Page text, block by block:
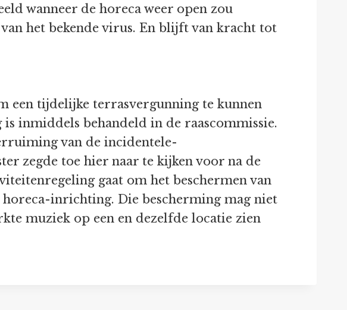
wanneer de horeca weer open zou
het bekende virus. En blijft van kracht tot
een tijdelijke terrasvergunning te kunnen
inmiddels behandeld in de raascommissie.
van de incidentele-
zegde toe hier naar te kijken voor na de
gaat om het beschermen van
inrichting. Die bescherming mag niet
muziek op een en dezelfde locatie zien